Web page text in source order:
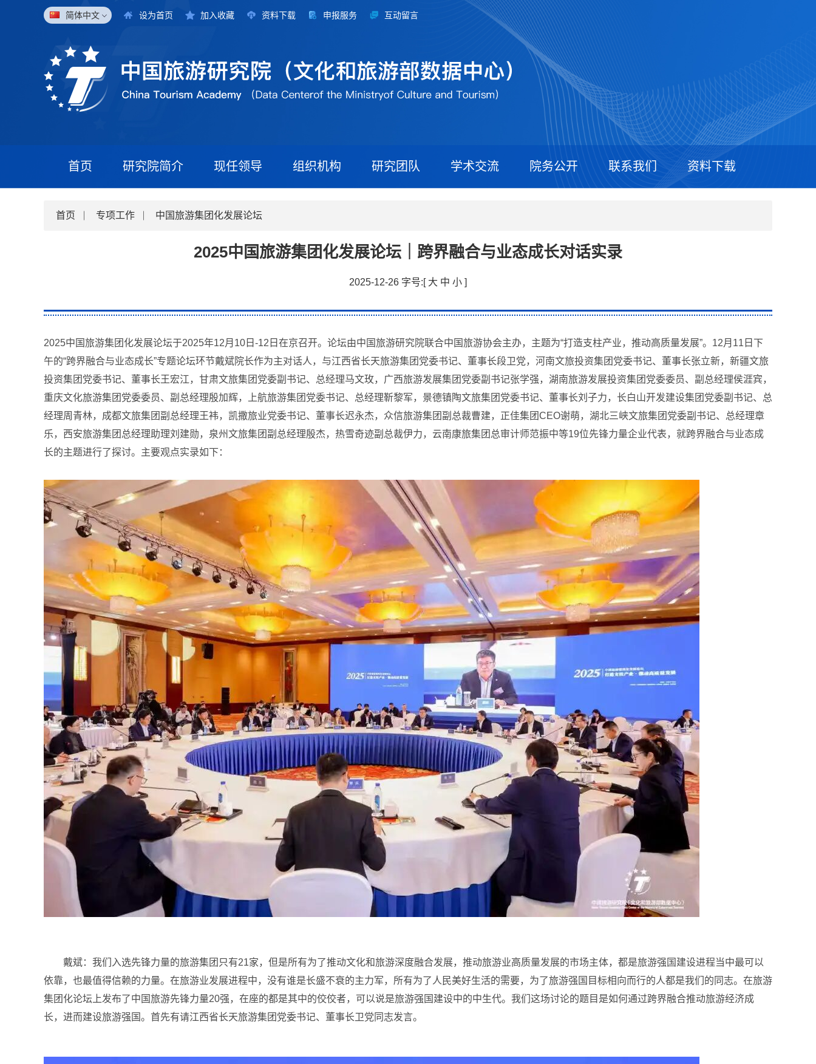
简体中文 设为首页 加入收藏 资料下载 申报服务 互动留言
首页 研究院简介 现任领导 组织机构 研究团队 学术交流 院务公开 联系我们 资料下载
首页 专项工作 中国旅游集团化发展论坛
2025中国旅游集团化发展论坛｜跨界融合与业态成长对话实录
2025-12-26 字号:[ 大 中 小 ]
2025中国旅游集团化发展论坛于2025年12月10日-12日在京召开。论坛由中国旅游研究院联合中国旅游协会主办，主题为“打造支柱产业，推动高质量发展”。12月11日下
午的“跨界融合与业态成长”专题论坛环节戴斌院长作为主对话人， 与江西省长天旅游集团党委书记、董事长段卫党，河南文旅投资集团党委书记、董事长张立新，新疆文旅
投资集团党委书记、董事长王宏江，甘肃文旅集团党委副书记、总经理马文玫，广西旅游发展集团党委副书记张学强，湖南旅游发展投资集团党委委员、副总经理侯涯宾，
重庆文化旅游集团党委委员、副总经理殷加辉，上航旅游集团党委书记、总经理靳黎军，景德镇陶文旅集团党委书记、董事长刘子力，长白山开发建设集团党委副书记、总
经理周青林，成都文旅集团副总经理王袆，凯撒旅业党委书记、董事长迟永杰，众信旅游集团副总裁曹建，正佳集团CEO谢萌，湖北三峡文旅集团党委副书记、总经理章
乐，西安旅游集团总经理助理刘建勋，泉州文旅集团副总经理殷杰，热雪奇迹副总裁伊力，云南康旅集团总审计师范振中等19位先锋力量企业代表，就跨界融合与业态成
长的主题进行了探讨。主要观点实录如下：
戴斌： 我们入选先锋力量的旅游集团只有21家，但是所有为了推动文化和旅游深度融合发展，推动旅游业高质量发展的市场主体，都是旅游强国建设进程当中最可以
依靠，也最值得信赖的力量。在旅游业发展进程中，没有谁是长盛不衰的主力军，所有为了人民美好生活的需要，为了旅游强国目标相向而行的人都是我们的同志。在旅游
集团化论坛上发布了中国旅游先锋力量20强，在座的都是其中的佼佼者，可以说是旅游强国建设中的中生代。我们这场讨论的题目是如何通过跨界融合推动旅游经济成
长，进而建设旅游强国。首先有请江西省长天旅游集团党委书记、董事长卫党同志发言。